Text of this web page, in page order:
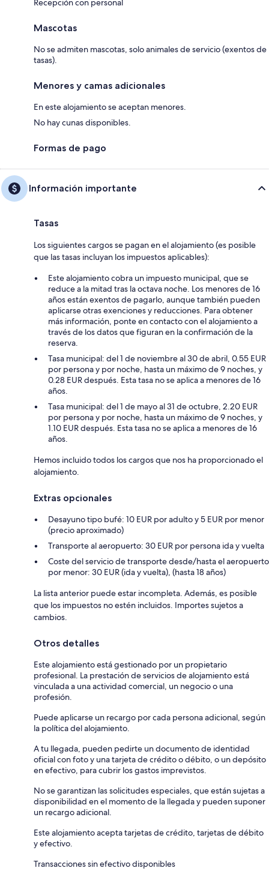
Recepción con personal
Mascotas
No se admiten mascotas, solo animales de servicio (exentos de
tasas).
Menores y camas adicionales
En este alojamiento se aceptan menores.
No hay cunas disponibles.
Formas de pago
Información importante
Tasas
Los siguientes cargos se pagan en el alojamiento (es posible
que las tasas incluyan los impuestos aplicables):
Este alojamiento cobra un impuesto municipal, que se
reduce a la mitad tras la octava noche. Los menores de 16
años están exentos de pagarlo, aunque también pueden
aplicarse otras exenciones y reducciones. Para obtener
más información, ponte en contacto con el alojamiento a
través de los datos que figuran en la confirmación de la
reserva.
Tasa municipal: del 1 de noviembre al 30 de abril, 0.55 EUR
por persona y por noche, hasta un máximo de 9 noches, y
0.28 EUR después. Esta tasa no se aplica a menores de 16
años.
Tasa municipal: del 1 de mayo al 31 de octubre, 2.20 EUR
por persona y por noche, hasta un máximo de 9 noches, y
1.10 EUR después. Esta tasa no se aplica a menores de 16
años.
Hemos incluido todos los cargos que nos ha proporcionado el
alojamiento.
Extras opcionales
Desayuno tipo bufé: 10 EUR por adulto y 5 EUR por menor
(precio aproximado)
Transporte al aeropuerto: 30 EUR por persona ida y vuelta
Coste del servicio de transporte desde/hasta el aeropuerto
por menor: 30 EUR (ida y vuelta), (hasta 18 años)
La lista anterior puede estar incompleta. Además, es posible
que los impuestos no estén incluidos. Importes sujetos a
cambios.
Otros detalles
Este alojamiento está gestionado por un propietario
profesional. La prestación de servicios de alojamiento está
vinculada a una actividad comercial, un negocio o una
profesión.
Puede aplicarse un recargo por cada persona adicional, según
la política del alojamiento.
A tu llegada, pueden pedirte un documento de identidad
oficial con foto y una tarjeta de crédito o débito, o un depósito
en efectivo, para cubrir los gastos imprevistos.
No se garantizan las solicitudes especiales, que están sujetas a
disponibilidad en el momento de la llegada y pueden suponer
un recargo adicional.
Este alojamiento acepta tarjetas de crédito, tarjetas de débito
y efectivo.
Transacciones sin efectivo disponibles